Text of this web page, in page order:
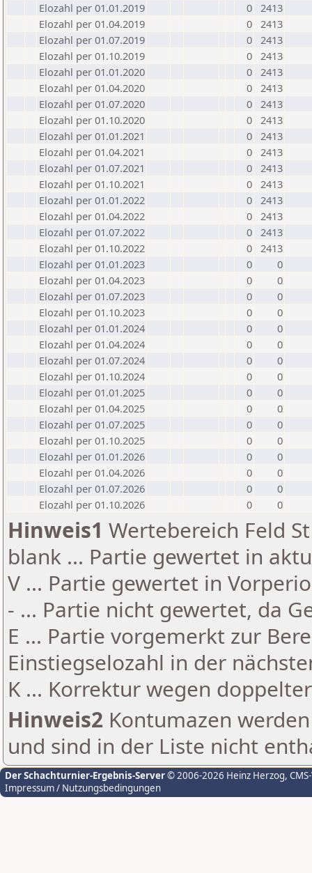
Elozahl per 01.01.2019
0 2413
Elozahl per 01.04.2019
0 2413
Elozahl per 01.07.2019
0 2413
Elozahl per 01.10.2019
0 2413
Elozahl per 01.01.2020
0 2413
Elozahl per 01.04.2020
0 2413
Elozahl per 01.07.2020
0 2413
Elozahl per 01.10.2020
0 2413
Elozahl per 01.01.2021
0 2413
Elozahl per 01.04.2021
0 2413
Elozahl per 01.07.2021
0 2413
Elozahl per 01.10.2021
0 2413
Elozahl per 01.01.2022
0 2413
Elozahl per 01.04.2022
0 2413
Elozahl per 01.07.2022
0 2413
Elozahl per 01.10.2022
0 2413
Elozahl per 01.01.2023
0
0
Elozahl per 01.04.2023
0
0
Elozahl per 01.07.2023
0
0
Elozahl per 01.10.2023
0
0
Elozahl per 01.01.2024
0
0
Elozahl per 01.04.2024
0
0
Elozahl per 01.07.2024
0
0
Elozahl per 01.10.2024
0
0
Elozahl per 01.01.2025
0
0
Elozahl per 01.04.2025
0
0
Elozahl per 01.07.2025
0
0
Elozahl per 01.10.2025
0
0
Elozahl per 01.01.2026
0
0
Elozahl per 01.04.2026
0
0
Elozahl per 01.07.2026
0
0
Elozahl per 01.10.2026
0 0
Hinweis1 Wertebereich Feld
blank ... Partie gewertet in
V ... Partie gewertet in
- ... Partie nicht gewertet, da
E ... Partie vorgemerkt zur
Einstiegselozahl in der
K ... Korrektur wegen
Hinweis2 Kontumazen
und sind in der Liste nicht
Der Schachturnier-Ergebnis-Server© 2006-2026 Heinz Herzog,
Impressum / Nutzungsbedingungen